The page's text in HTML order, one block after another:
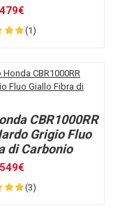
479€
(1)
CBR1000RR
Grigio Fluo
di Carbonio
549€
(3)